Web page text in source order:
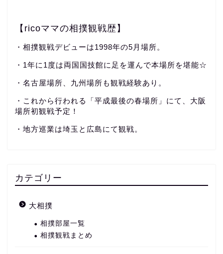
【ricoママの相撲観戦歴】
・相撲観戦デビューは1998年の5月場所。
・1年に1度は両国国技館に足を運んで本場所を堪能☆
・名古屋場所、九州場所も観戦経験あり。
・これから行われる「平成最後の春場所」にて、大阪
場所初観戦予定！
・地方巡業は埼玉と広島にて観戦。
カテゴリー
大相撲
相撲部屋一覧
相撲観戦まとめ